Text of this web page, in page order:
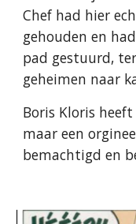
Chef had hier
gehouden en
pad gestuurd,
geheimen naar
Boris Kloris
maar een
bemachtigd en